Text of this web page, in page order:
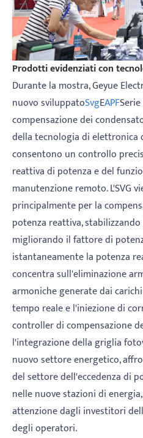
Prodotti evidenziati con
Durante la mostra, Geyue
nuovo sviluppatoSvgEAPF
compensazione dei
della tecnologia di
consentono un controllo
reattiva di potenza e del
manutenzione remoto. L'SVG
principalmente per la
potenza reattiva,
migliorando il fattore di
istantaneamente la potenza
concentra sull'eliminazione
armoniche generate dai
tempo reale e l'iniezione di
controller di compensazione
l'integrazione della griglia
nuovo settore energetico,
del settore dell'eccedenza di
nelle nuove stazioni di
attenzione dagli investitori
degli operatori.